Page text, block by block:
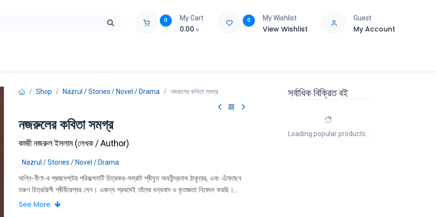
0 My Cart
0.00 ৳
0 My Wishlist
View Wishlist
Guest
My Account
Shop Nazrul / Stories / Novel / Drama নজরুলের কবিতা সমগ্র
নজরুলের কবিতা সমগ্র
কাজী নজরুল ইসলাম(লেখক / Author)
Nazrul / Stories / Novel / Drama
অগ্নি-বীণা-র প্রচ্ছদপটের পরিকল্পনাটি চিত্রকর-সম্রাট শ্ৰীযুত অবনীন্দ্রনাথ ঠাকুরের, এবং এঁকেছেন
তরুণ চিত্রশিল্পী শ্ৰীবীরেশ্বর সেন। এজন্য প্রথমেই তাঁদের ধন্যবাদ ও কৃতজ্ঞতা নিবেদন করছি।
‘ধূমকেতু'র পুচ্ছে জড়িয়ে পড়ার দরুন যেমনটি চেয়েছিলাম তেমনটি করে অগ্নি-বীণা বের করতে পারলাম
See More
সর্বাধিক বিক্রিত বই
Loading popular products...